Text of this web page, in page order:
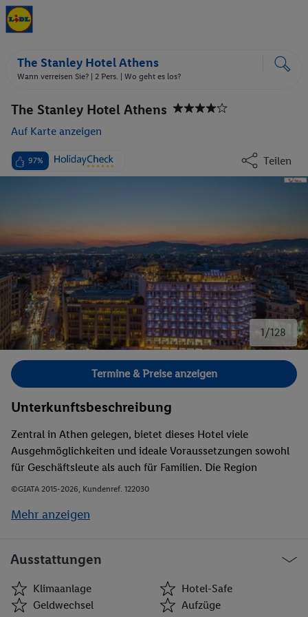
The Stanley Hotel Athens
Wann verreisen Sie? | 2 Pers. | Wo geht es los?
The Stanley Hotel Athens
Auf Karte anzeigen
97% Teilen
1/128
Bild 1 von 128.
Termine & Preise anzeigen
Unterkunftsbeschreibung
Zentral in Athen gelegen, bietet dieses Hotel viele
Ausgehmöglichkeiten und ideale Voraussetzungen sowohl
für Geschäftsleute als auch für Familien. Die Region
zeichnet sich durch eine abwechslungsreiche Landschaft
Meer gelangen die Gäste nach rund 22 km. Die nächsten
Umgebung zu erkunden.
©GIATA 2015-2026, Kundenref. 122030
Mehr anzeigen
Ausstattungen
Klimaanlage
Hotel-Safe
Geldwechsel
Aufzüge